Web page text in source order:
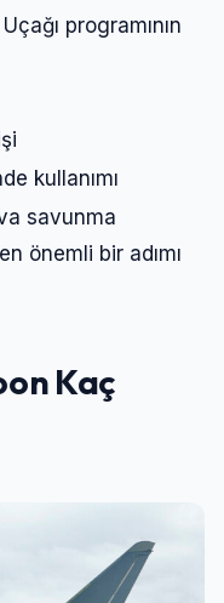
programının
kullanımı
savunma
önemli bir adımı
Kaç